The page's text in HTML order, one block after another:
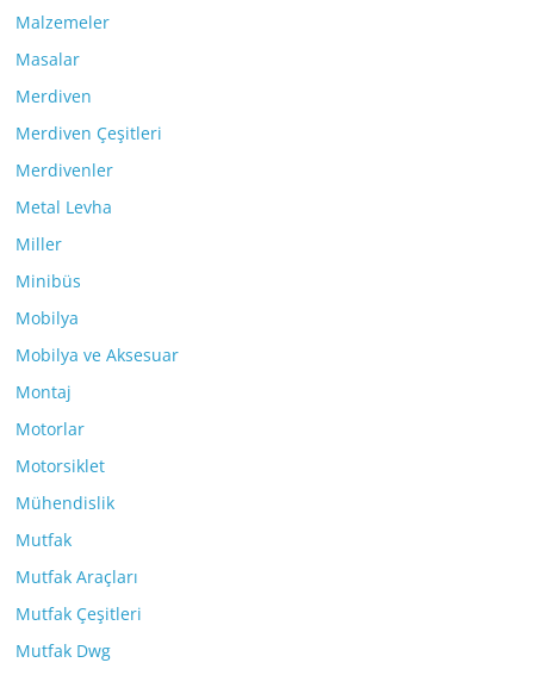
Malzemeler
Masalar
Merdiven
Merdiven Çeşitleri
Merdivenler
Metal Levha
Miller
Minibüs
Mobilya
Mobilya ve Aksesuar
Montaj
Motorlar
Motorsiklet
Mühendislik
Mutfak
Mutfak Araçları
Mutfak Çeşitleri
Mutfak Dwg